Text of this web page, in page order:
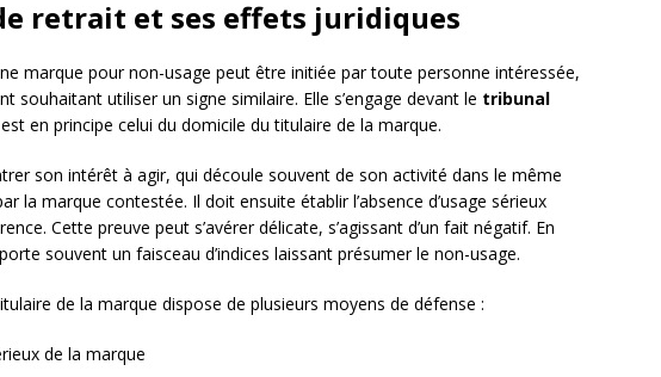
retrait et ses effets juridiques
marque pour non-usage peut être initiée par toute personne intéressée,
souhaitant utiliser un signe similaire. Elle s’engage devant le tribunal
en principe celui du domicile du titulaire de la marque.
son intérêt à agir, qui découle souvent de son activité dans le même
la marque contestée. Il doit ensuite établir l’absence d’usage sérieux
Cette preuve peut s’avérer délicate, s’agissant d’un fait négatif. En
souvent un faisceau d’indices laissant présumer le non-usage.
de la marque dispose de plusieurs moyens de défense :
de la marque